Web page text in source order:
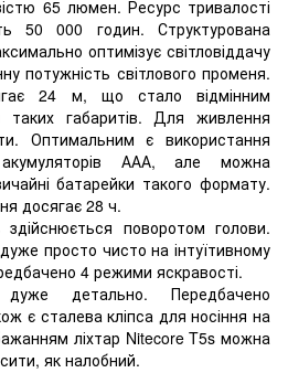
65 люмен. Ресурс тривалості
50 000 годин. Структурована
оптимізує світловіддачу
потужність світлового променя.
24 м, що стало відмінним
таких габаритів. Для живлення
Оптимальним є використання
акумуляторів ААА, але можна
батарейки такого формату.
досягає 28 ч.
поворотом голови.
просто чисто на інтуїтивному
4 режими яскравості.
детально. Передбачено
є сталева кліпса для носіння на
ліхтар Nitecore T5s можна
як налобний.